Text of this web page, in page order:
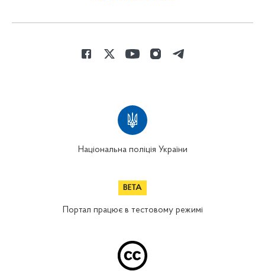
Національна поліція України
Портал працює в тестовому режимі